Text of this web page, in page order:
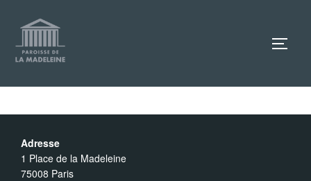
contenu
Adresse
1 Place de la Madeleine
75008 Paris